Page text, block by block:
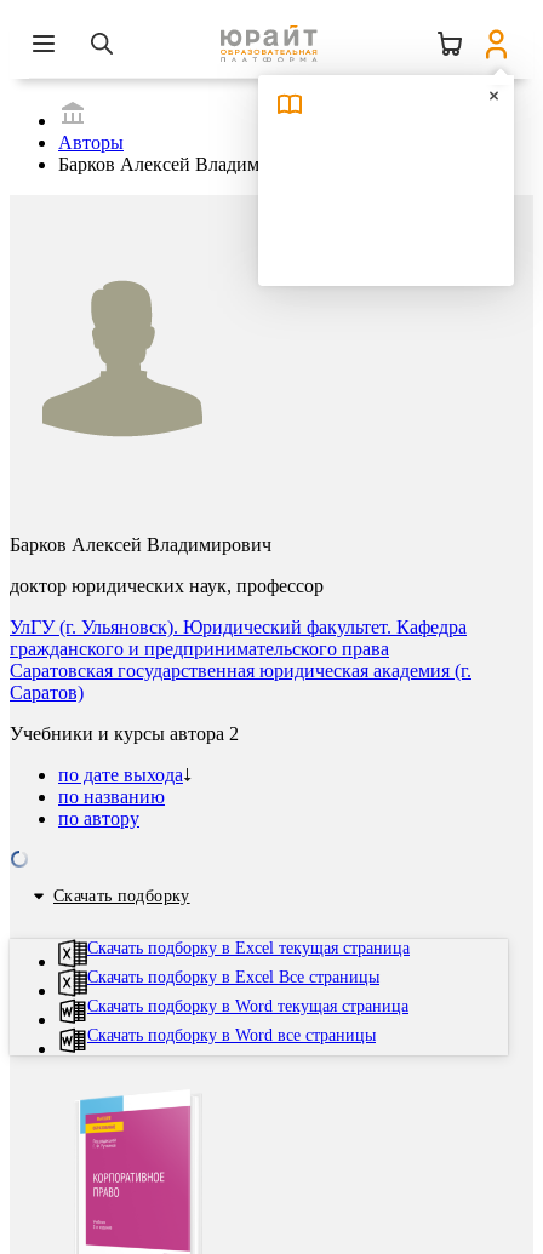
Авторы
Барков Алексей Владимирович
Барков Алексей Владимирович
доктор юридических наук, профессор
УлГУ (г. Ульяновск). Юридический факультет. Кафедра
гражданского и предпринимательского права
Саратовская государственная юридическая академия (г.
Саратов)
Учебники и курсы автора 2
по дате выхода
по названию
по автору
Скачать подборку
Скачать подборку в Excel текущая страница
Скачать подборку в Excel Все страницы
Скачать подборку в Word текущая страница
Скачать подборку в Word все страницы